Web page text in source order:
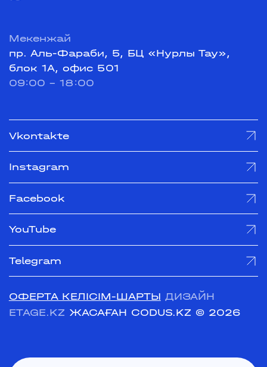
Мекенжай
пр. Аль-Фараби, 5, БЦ «Нурлы Тау»,
блок 1А, офис 501
09:00 - 18:00
Vkontakte
Instagram
Facebook
YouTube
Telegram
ОФЕРТА КЕЛІСІМ-ШАРТЫ ДИЗАЙН
ETAGE.KZ ЖАСАҒАН CODUS.KZ © 2026